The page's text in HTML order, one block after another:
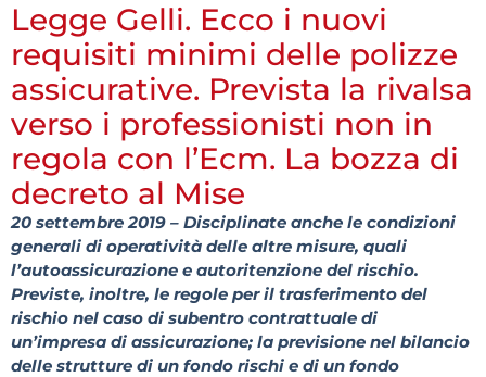
Legge Gelli. Ecco i nuovi
requisiti minimi delle polizze
assicurative. Prevista la rivalsa
verso i professionisti non in
regola con l’Ecm. La bozza di
decreto al Mise
20 settembre 2019 – Disciplinate anche le condizioni
generali di operatività delle altre misure, quali
l’autoassicurazione e autoritenzione del rischio.
Previste, inoltre, le regole per il trasferimento del
rischio nel caso di subentro contrattuale di
un’impresa di assicurazione; la previsione nel bilancio
delle strutture di un fondo rischi e di un fondo